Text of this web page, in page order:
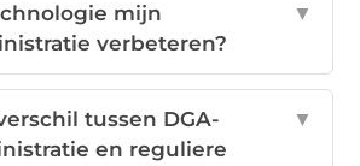
mijn
verbeteren?
▼
tussen DGA-
en reguliere
▼